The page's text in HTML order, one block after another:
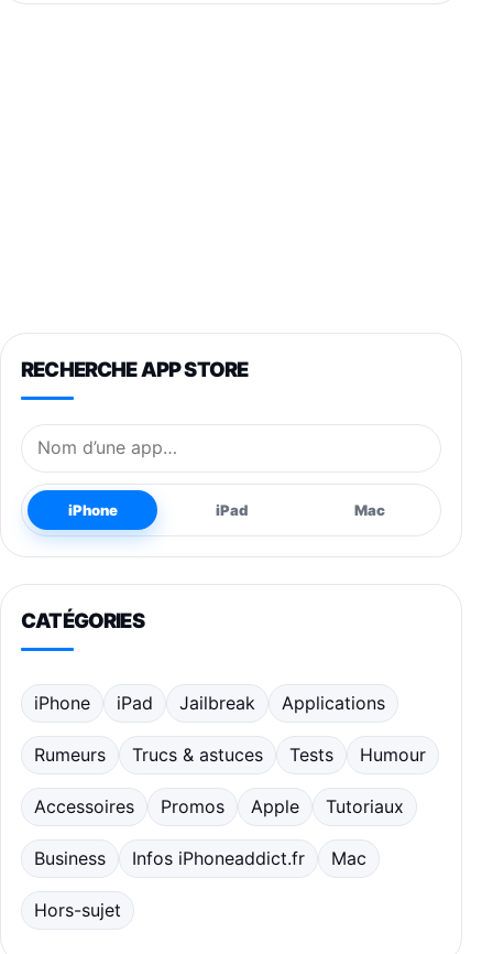
RECHERCHE APP STORE
Nom de l’application
iPhone iPad Mac
CATÉGORIES
iPhone iPad Jailbreak Applications
Rumeurs Trucs & astuces Tests Humour
Accessoires Promos Apple Tutoriaux
Business Infos iPhoneaddict.fr Mac
Hors-sujet